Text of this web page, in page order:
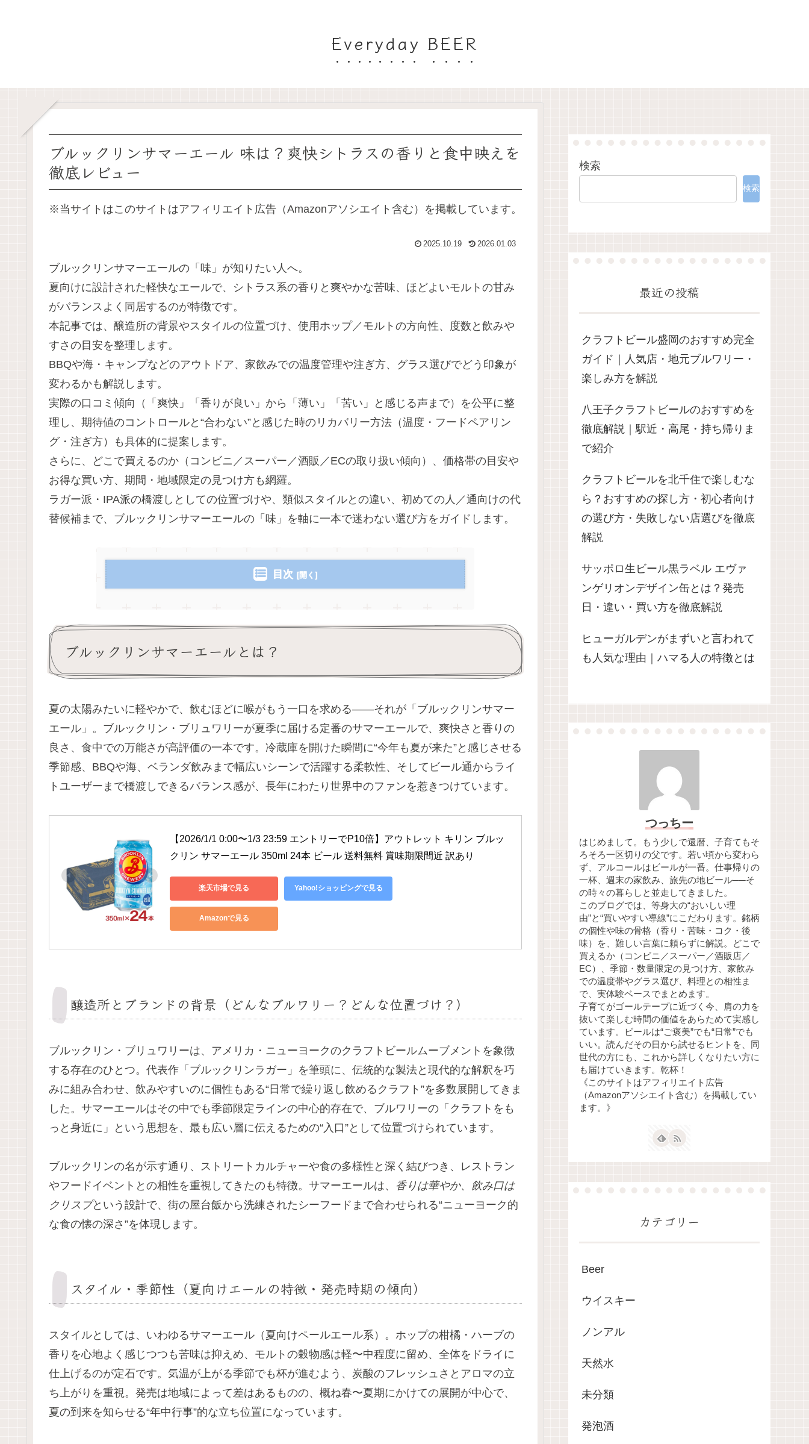
Everyday BEER
ブルックリンサマーエール 味は？爽快シトラスの香りと食中映えを
徹底レビュー
※当サイトはこのサイトはアフィリエイト広告（Amazonアソシエイト含む）を掲載しています。
2025.10.19 2026.01.03
ブルックリンサマーエールの「味」が知りたい人へ。
夏向けに設計された軽快なエールで、シトラス系の香りと爽やかな苦味、ほどよいモルトの甘み
がバランスよく同居するのが特徴です。
本記事では、醸造所の背景やスタイルの位置づけ、使用ホップ／モルトの方向性、度数と飲みや
すさの目安を整理します。
BBQや海・キャンプなどのアウトドア、家飲みでの温度管理や注ぎ方、グラス選びでどう印象が
変わるかも解説します。
実際の口コミ傾向（「爽快」「香りが良い」から「薄い」「苦い」と感じる声まで）を公平に整
理し、期待値のコントロールと“合わない”と感じた時のリカバリー方法（温度・フードペアリン
グ・注ぎ方）も具体的に提案します。
さらに、どこで買えるのか（コンビニ／スーパー／酒販／ECの取り扱い傾向）、価格帯の目安や
お得な買い方、期間・地域限定の見つけ方も網羅。
ラガー派・IPA派の橋渡しとしての位置づけや、類似スタイルとの違い、初めての人／通向けの代
替候補まで、ブルックリンサマーエールの「味」を軸に一本で迷わない選び方をガイドします。
目次
ブルックリンサマーエールとは？
夏の太陽みたいに軽やかで、飲むほどに喉がもう一口を求める——それが「ブルックリンサマー
エール」。ブルックリン・ブリュワリーが夏季に届ける定番のサマーエールで、爽快さと香りの
良さ、食中での万能さが高評価の一本です。冷蔵庫を開けた瞬間に“今年も夏が来た”と感じさせる
季節感、BBQや海、ベランダ飲みまで幅広いシーンで活躍する柔軟性、そしてビール通からライ
トユーザーまで橋渡しできるバランス感が、長年にわたり世界中のファンを惹きつけています。
【2026/1/1 0:00〜1/3 23:59 エントリーでP10倍】アウトレット キリン ブルッ
クリン サマーエール 350ml 24本 ビール 送料無料 賞味期限間近 訳あり
楽天市場で見る Yahoo!ショッピングで見る
Amazonで見る
醸造所とブランドの背景（どんなブルワリー？どんな位置づけ？）
ブルックリン・ブリュワリーは、アメリカ・ニューヨークのクラフトビールムーブメントを象徴
する存在のひとつ。代表作「ブルックリンラガー」を筆頭に、伝統的な製法と現代的な解釈を巧
みに組み合わせ、飲みやすいのに個性もある“日常で繰り返し飲めるクラフト”を多数展開してきま
した。サマーエールはその中でも季節限定ラインの中心的存在で、ブルワリーの「クラフトをも
っと身近に」という思想を、最も広い層に伝えるための“入口”として位置づけられています。
ブルックリンの名が示す通り、ストリートカルチャーや食の多様性と深く結びつき、レストラン
やフードイベントとの相性を重視してきたのも特徴。サマーエールは、 香りは華やか、飲み口は
クリスプという設計で、街の屋台飯から洗練されたシーフードまで合わせられる“ニューヨーク的
な食の懐の深さ”を体現します。
スタイル・季節性（夏向けエールの特徴・発売時期の傾向）
スタイルとしては、いわゆるサマーエール（夏向けペールエール系）。ホップの柑橘・ハーブの
香りを心地よく感じつつも苦味は抑えめ、モルトの穀物感は軽〜中程度に留め、全体をドライに
仕上げるのが定石です。気温が上がる季節でも杯が進むよう、炭酸のフレッシュさとアロマの立
ち上がりを重視。発売は地域によって差はあるものの、概ね春〜夏期にかけての展開が中心で、
夏の到来を知らせる“年中行事”的な立ち位置になっています。
検索
検索
最近の投稿
クラフトビール盛岡のおすすめ完全
ガイド｜人気店・地元ブルワリー・
楽しみ方を解説
八王子クラフトビールのおすすめを
徹底解説｜駅近・高尾・持ち帰りま
で紹介
クラフトビールを北千住で楽しむな
ら？おすすめの探し方・初心者向け
の選び方・失敗しない店選びを徹底
解説
サッポロ生ビール黒ラベル エヴァ
ンゲリオンデザイン缶とは？発売
日・違い・買い方を徹底解説
ヒューガルデンがまずいと言われて
も人気な理由｜ハマる人の特徴とは
つっちー
はじめまして。もう少しで還暦、子育てもそ
ろそろ一区切りの父です。若い頃から変わら
ず、アルコールはビールが一番。仕事帰りの
一杯、週末の家飲み、旅先の地ビール──そ
の時々の暮らしと並走してきました。
このブログでは、等身大の“おいしい理
由”と“買いやすい導線”にこだわります。銘柄
の個性や味の骨格（香り・苦味・コク・後
味）を、難しい言葉に頼らずに解説。どこで
買えるか（コンビニ／スーパー／酒販店／
EC）、季節・数量限定の見つけ方、家飲み
での温度帯やグラス選び、料理との相性ま
で、実体験ベースでまとめます。
子育てがゴールテープに近づく今、肩の力を
抜いて楽しむ時間の価値をあらためて実感し
ています。ビールは“ご褒美”でも“日常”でも
いい。読んだその日から試せるヒントを、同
世代の方にも、これから詳しくなりたい方に
も届けていきます。乾杯！
《このサイトはアフィリエイト広告
（Amazonアソシエイト含む）を掲載してい
ます。》
カテゴリー
Beer
ウイスキー
ノンアル
天然水
未分類
発泡酒